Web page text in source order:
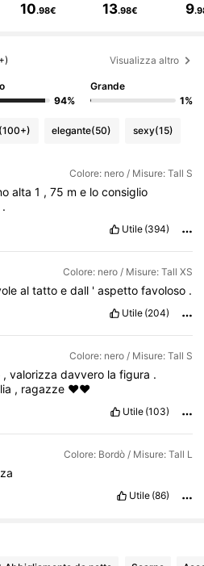
10.98€ 13.98€ 9
Visualizza altro
94%
Grande
1%
(100+) elegante(50) sexy(15)
Colore: nero / Misure: Tall S
alta 1 , 75 m e lo consiglio
.
Utile (394)
Colore: nero / Misure: Tall XS
al tatto e dall ' aspetto favoloso .
Utile (204)
Colore: nero / Misure: Tall S
, valorizza davvero la figura .
, ragazze ❤️❤️
Utile (103)
Colore: Bordò / Misure: Tall L
Utile (86)